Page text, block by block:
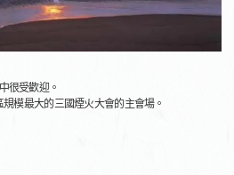
很受歡迎。
模最大的三國煙火大會的主會場。